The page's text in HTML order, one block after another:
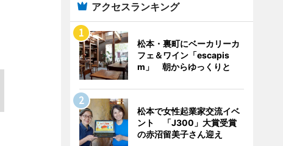
アクセスランキング
松本・裏町にベーカリーカ
フェ＆ワイン「escapis
m」 朝からゆっくりと
松本で女性起業家交流イベ
ント 「J300」大賞受賞
の赤沼留美子さん迎え